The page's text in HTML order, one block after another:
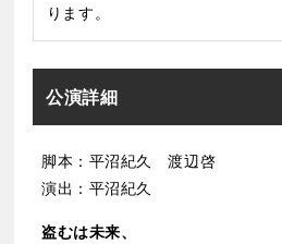
ります。
公演詳細
脚本：平沼紀久 渡辺啓
演出：平沼紀久
盗むは未来、